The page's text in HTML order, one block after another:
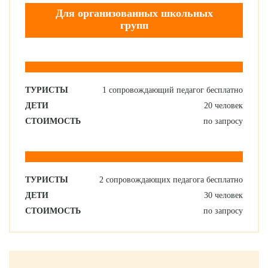
Для организованных школьных
групп
ТУРИСТЫ
1 сопровождающий педагог бесплатно
ДЕТИ
20 человек
СТОИМОСТЬ
по запросу
ТУРИСТЫ
2 сопровождающих педагога бесплатно
ДЕТИ
30 человек
СТОИМОСТЬ
по запросу